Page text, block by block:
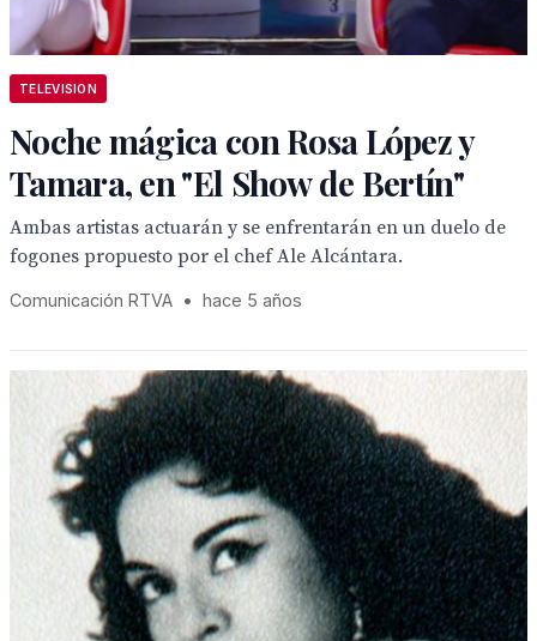
TELEVISION
Noche mágica con Rosa López y
Tamara, en "El Show de Bertín"
Ambas artistas actuarán y se enfrentarán en un duelo de
fogones propuesto por el chef Ale Alcántara.
Comunicación RTVA • hace 5 años